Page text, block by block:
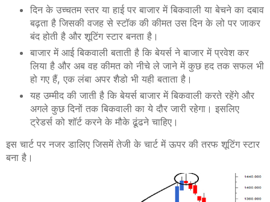
दिन के उच्चतम स्तर या हाई पर बाजार में बिकवाली या बेचने का दबाव
बढ़ता है जिसकी वजह से स्टॉक की कीमत उस दिन के लो पर जाकर
बंद होती है और शूटिंग स्टार बनता है।
बाजार में आई बिकवाली बताती है कि बेयर्स ने बाजार में प्रवेश कर
लिया है और अब वह कीमत को नीचे ले जाने में कुछ हद तक सफल भी
हो गए हैं, एक लंबा अपर शैडो भी यही बताता है।
यह उम्मीद की जाती है कि बेयर्स बाजार में बिकवाली करते रहेंगे और
अगले कुछ दिनों तक बिकवाली का ये दौर जारी रहेगा। इसलिए
ट्रेडर्स को शॉर्ट करने के मौके ढूंढने चाहिए।
इस चार्ट पर नजर डालिए जिसमें तेजी के चार्ट में ऊपर की तरफ शूटिंग स्टार
बना है।